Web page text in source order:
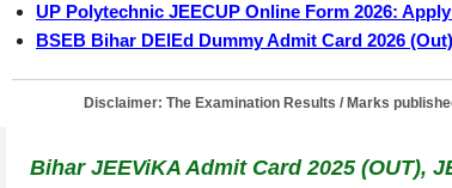
UP Polytechnic JEECUP Online Form 2026:
BSEB Bihar DElEd Dummy Admit Card 2026
Disclaimer: The Examination Results / Marks
Bihar JEEViKA Admit Card 2025 (OUT),